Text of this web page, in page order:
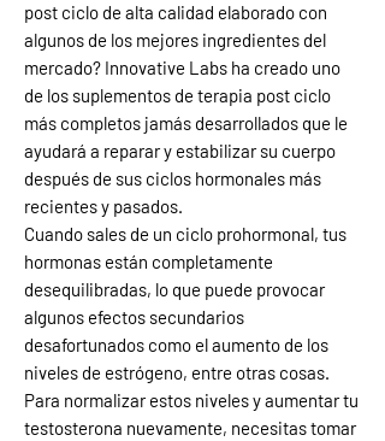
post ciclo de alta calidad elaborado con
algunos de los mejores ingredientes del
mercado? Innovative Labs ha creado uno
de los suplementos de terapia post ciclo
más completos jamás desarrollados que le
ayudará a reparar y estabilizar su cuerpo
después de sus ciclos hormonales más
recientes y pasados.
Cuando sales de un ciclo prohormonal, tus
hormonas están completamente
desequilibradas, lo que puede provocar
algunos efectos secundarios
desafortunados como el aumento de los
niveles de estrógeno, entre otras cosas.
Para normalizar estos niveles y aumentar tu
testosterona nuevamente, necesitas tomar